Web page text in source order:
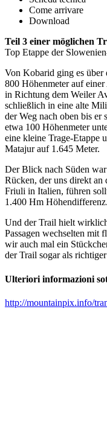
Come arrivare
Download
Teil 3 einer möglichen
Top Etappe der
Von Kobarid ging es über
800 Höhenmeter auf
in Richtung dem Weiler
schließlich in eine alte
der Weg nach oben bis er
etwa 100 Höhenmeter
eine kleine Trage-Etappe
Matajur auf 1.645 Meter.
Der Blick nach Süden
Rücken, der uns direkt an
Friuli in Italien, führen
1.400 Hm
Und der Trail hielt
Passagen wechselten mit
wir auch mal ein
der Trail sogar als
Ulteriori informazioni
http://mountainpix.info/